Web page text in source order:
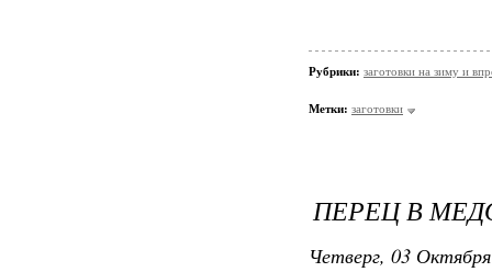
Рубрики: заготовки на зиму и
Метки: заготовки
ПЕРЕЦ В
Четверг, 03